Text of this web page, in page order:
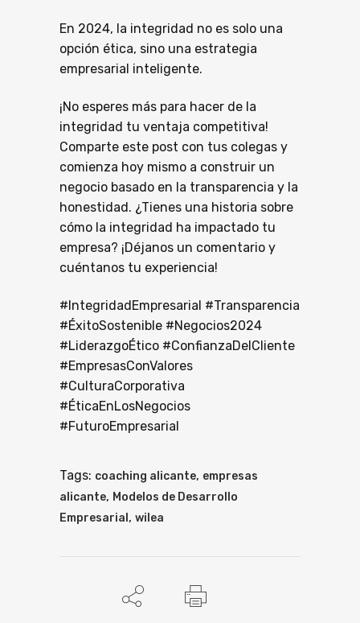
En 2024, la integridad no es solo una
opción ética, sino una estrategia
empresarial inteligente.
¡No esperes más para hacer de la
integridad tu ventaja competitiva!
Comparte este post con tus colegas y
comienza hoy mismo a construir un
negocio basado en la transparencia y la
honestidad. ¿Tienes una historia sobre
cómo la integridad ha impactado tu
empresa? ¡Déjanos un comentario y
cuéntanos tu experiencia!
#IntegridadEmpresarial #Transparencia
#ÉxitoSostenible #Negocios2024
#LiderazgoÉtico #ConfianzaDelCliente
#EmpresasConValores
#CulturaCorporativa
#ÉticaEnLosNegocios
#FuturoEmpresarial
Tags: coaching alicante, empresas
alicante, Modelos de Desarrollo
Empresarial , wilea